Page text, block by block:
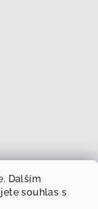
Dalším
souhlas s